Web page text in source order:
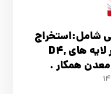
شامل:استخراج
زغال و پیشروی افقی در لایه های D4,